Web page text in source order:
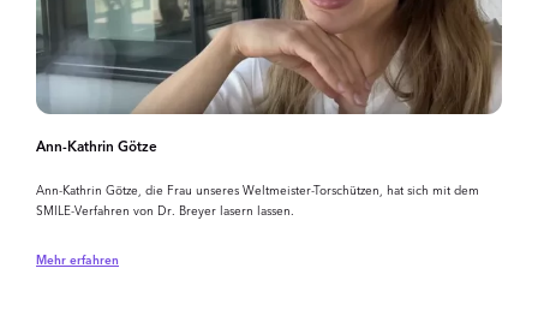
Ann-Kathrin Götze
Ann-Kathrin Götze, die Frau unseres Weltmeister-Torschützen, hat sich mit dem
SMILE-Verfahren von Dr. Breyer lasern lassen.
Mehr erfahren